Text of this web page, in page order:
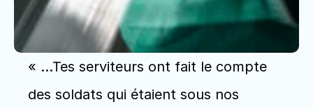
« …Tes serviteurs ont fait le compte
des soldats qui étaient sous nos